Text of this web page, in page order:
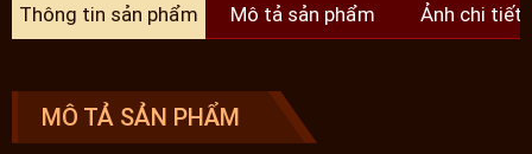
Thông tin sản phẩm Mô tả sản phẩm Ảnh chi tiết
MÔ TẢ SẢN PHẨM